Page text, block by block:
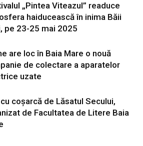
„Pintea Viteazul” readuce
haiducească în inima Băii
pe 23-25 mai 2025
are loc în Baia Mare o nouă
de colectare a aparatelor
uzate
coșarcă de Lăsatul Secului,
de Facultatea de Litere Baia